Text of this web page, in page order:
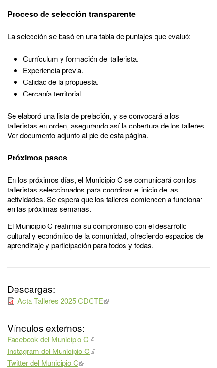
Proceso de selección transparente
La selección se basó en una tabla de puntajes que evaluó:
Currículum y formación del tallerista.
Experiencia previa.
Calidad de la propuesta.
Cercanía territorial.
Se elaboró una lista de prelación, y se convocará a los
talleristas en orden, asegurando así la cobertura de los talleres.
Ver documento adjunto al pie de esta página.
Próximos pasos
En los próximos días, el Municipio C se comunicará con los
talleristas seleccionados para coordinar el inicio de las
actividades. Se espera que los talleres comiencen a funcionar
en las próximas semanas.
El Municipio C reafirma su compromiso con el desarrollo
cultural y económico de la comunidad, ofreciendo espacios de
aprendizaje y participación para todos y todas.
Descargas:
Acta Talleres 2025 CDCTE
Vínculos externos:
Facebook del Municipio C
Instagram del Municipio C
Twitter del Municipio C